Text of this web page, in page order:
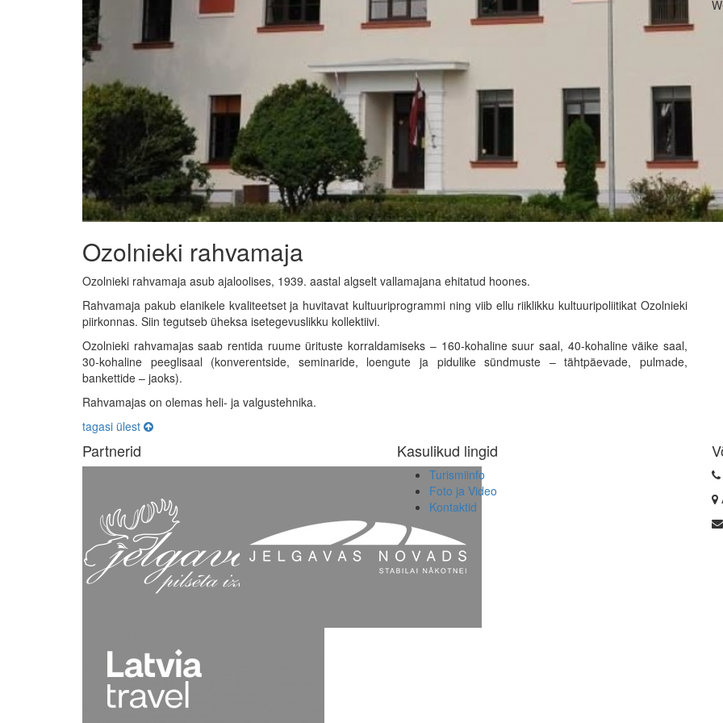
Ozolnieki rahvamaja
Ozolnieki rahvamaja asub ajaloolises, 1939. aastal algselt vallamajana ehitatud hoones.
Rahvamaja pakub elanikele kvaliteetset ja huvitavat kultuuriprogrammi ning viib ellu riiklikku kultuuripoliitikat Ozolnieki
piirkonnas. Siin tegutseb üheksa isetegevuslikku kollektiivi.
Ozolnieki rahvamajas saab rentida ruume ürituste korraldamiseks – 160-kohaline suur saal, 40-kohaline väike saal,
30-kohaline peeglisaal (konverentside, seminaride, loengute ja pidulike sündmuste – tähtpäevade, pulmade,
bankettide – jaoks).
Rahvamajas on olemas heli- ja valgustehnika.
tagasi ülest
Partnerid Kasulikud lingid
Turismiinfo
Foto ja Video
Kontaktid